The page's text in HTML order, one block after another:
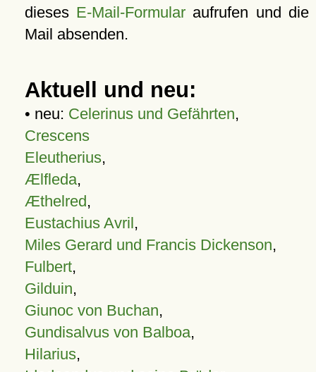
dieses E-Mail-Formular aufrufen und die
Mail absenden.
Aktuell und neu:
• neu: Celerinus und Gefährten,
Crescens
Eleutherius,
Ælfleda,
Æthelred,
Eustachius Avril,
Miles Gerard und Francis Dickenson,
Fulbert,
Gilduin,
Giunoc von Buchan,
Gundisalvus von Balboa,
Hilarius,